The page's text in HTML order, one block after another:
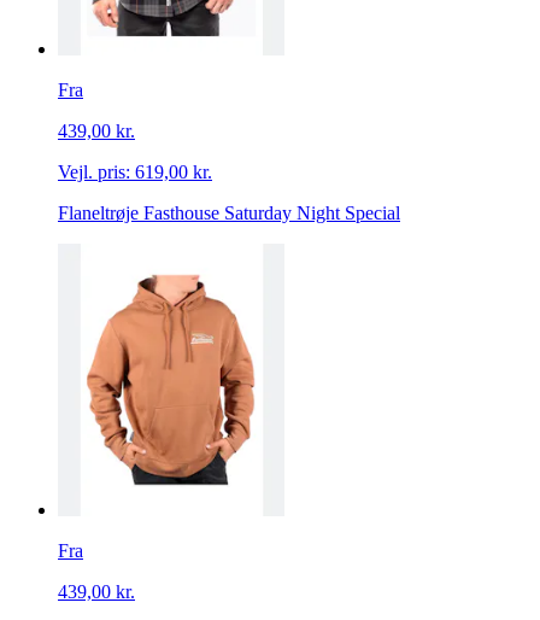
Fra
439,00 kr.
Vejl. pris: 619,00 kr.
Flaneltrøje Fasthouse Saturday Night Special
Fra
439,00 kr.